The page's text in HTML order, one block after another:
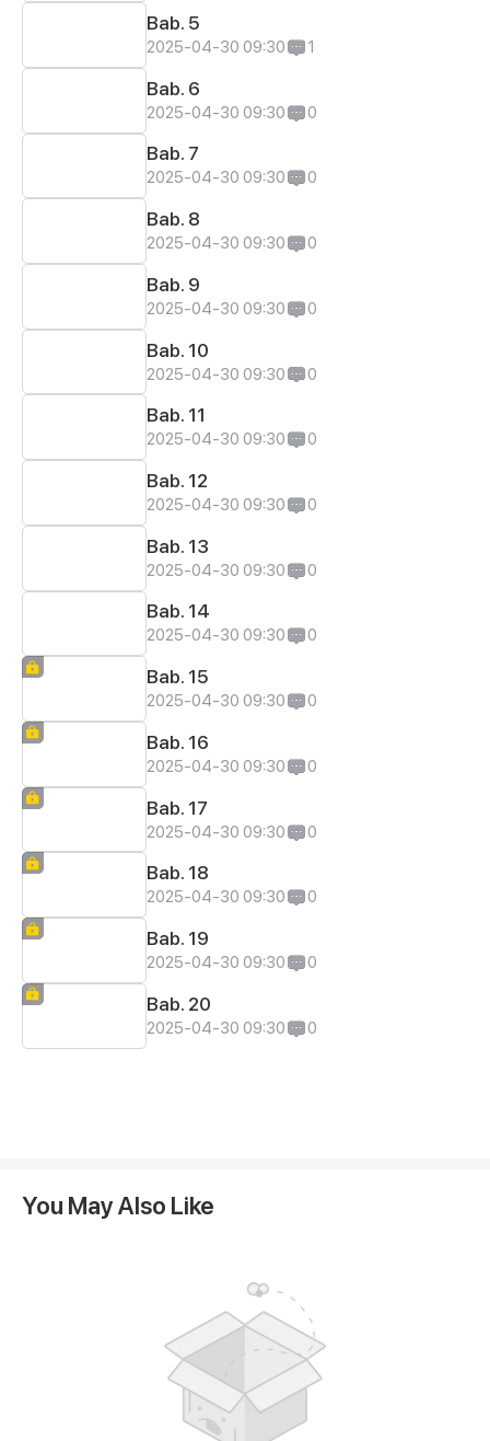
Bab. 5
2025-04-30 09:30 1
Bab. 6
2025-04-30 09:30 0
Bab. 7
2025-04-30 09:30 0
Bab. 8
2025-04-30 09:30 0
Bab. 9
2025-04-30 09:30 0
Bab. 10
2025-04-30 09:30 0
Bab. 11
2025-04-30 09:30 0
Bab. 12
2025-04-30 09:30 0
Bab. 13
2025-04-30 09:30 0
Bab. 14
2025-04-30 09:30 0
Bab. 15
2025-04-30 09:30 0
Bab. 16
2025-04-30 09:30 0
Bab. 17
2025-04-30 09:30 0
Bab. 18
2025-04-30 09:30 0
Bab. 19
2025-04-30 09:30 0
Bab. 20
2025-04-30 09:30 0
You May Also Like